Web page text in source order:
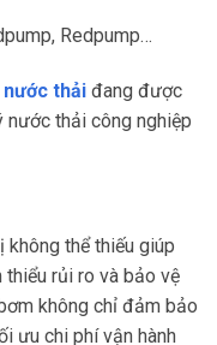
Redpump…
nước thải đang được
nước thải công nghiệp
không thể thiếu giúp
rủi ro và bảo vệ
không chỉ đảm bảo
ưu chi phí vận hành